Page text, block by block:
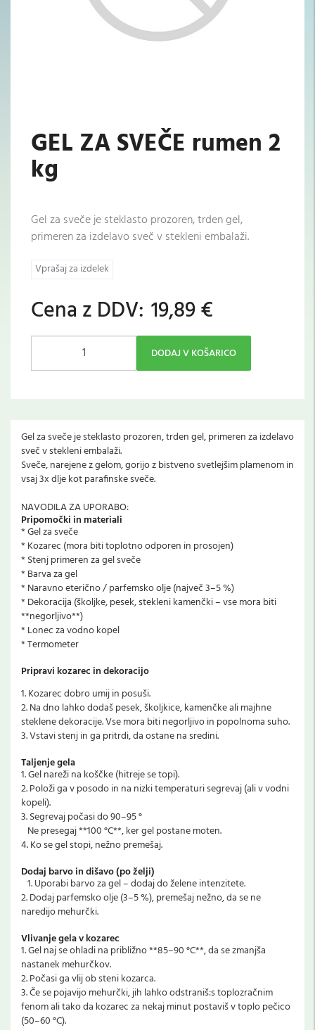
GEL ZA SVEČE rumen 2
kg
Gel za sveče je steklasto prozoren, trden gel,
primeren za izdelavo sveč v stekleni embalaži.
Vprašaj za izdelek
Cena z DDV: 19,89 €
DODAJ V KOŠARICO
Gel za sveče je steklasto prozoren, trden gel, primeren za izdelavo
sveč v stekleni embalaži.
Sveče, narejene z gelom, gorijo z bistveno svetlejšim plamenom in
vsaj 3x dlje kot parafinske sveče.
NAVODILA ZA UPORABO:
Pripomočki in materiali
* Gel za sveče
* Kozarec (mora biti toplotno odporen in prosojen)
* Stenj primeren za gel sveče
* Barva za gel
* Naravno eterično / parfemsko olje (največ 3–5 %)
* Dekoracija (školjke, pesek, stekleni kamenčki – vse mora biti
**negorljivo**)
* Lonec za vodno kopel
* Termometer
Pripravi kozarec in dekoracijo
1. Kozarec dobro umij in posuši.
2. Na dno lahko dodaš pesek, školjkice, kamenčke ali majhne
steklene dekoracije. Vse mora biti negorljivo in popolnoma suho.
3. Vstavi stenj in ga pritrdi, da ostane na sredini.
Taljenje gela
1. Gel nareži na koščke (hitreje se topi).
2. Položi ga v posodo in na nizki temperaturi segrevaj (ali v vodni
kopeli).
3. Segrevaj počasi do 90–95 °
Ne presegaj **100 °C**, ker gel postane moten.
4. Ko se gel stopi, nežno premešaj.
Dodaj barvo in dišavo (po želji)
1. Uporabi barvo za gel – dodaj do želene intenzitete.
2. Dodaj parfemsko olje (3–5 %), premešaj nežno, da se ne
naredijo mehurčki.
Vlivanje gela v kozarec
1. Gel naj se ohladi na približno **85–90 °C**, da se zmanjša
nastanek mehurčkov.
2. Počasi ga vlij ob steni kozarca.
3. Če se pojavijo mehurčki, jih lahko odstraniš:s toplozračnim
fenom ali tako da kozarec za nekaj minut postaviš v toplo pečico
(50–60 °C).